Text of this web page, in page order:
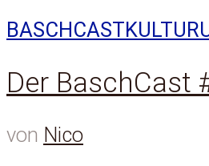
BASCHCASTKULTUR
Der BaschCast
von Nico